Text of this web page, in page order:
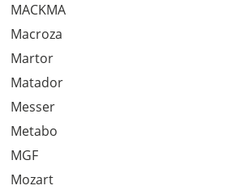
MACKMA
Macroza
Martor
Matador
Messer
Metabo
MGF
Mozart